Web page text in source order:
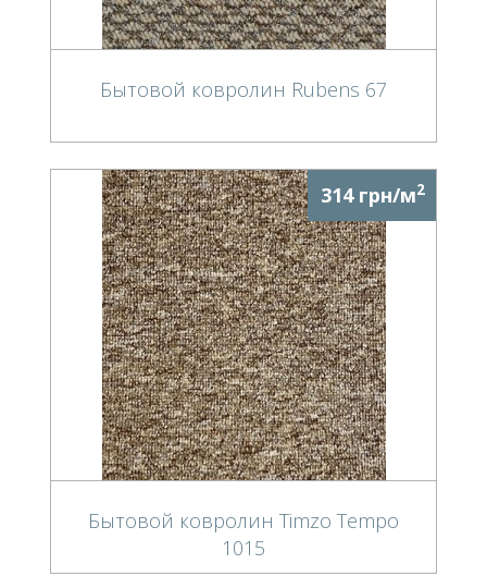
Бытовой ковролин Rubens 67
314 грн/м2
Бытовой ковролин Timzo Tempo
1015